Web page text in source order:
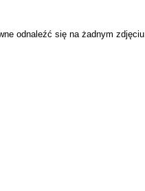
odnaleźć się na żadnym zdjęciu.